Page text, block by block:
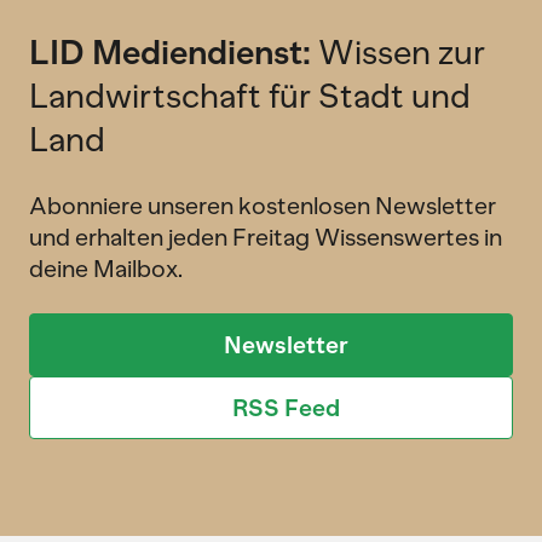
LID Mediendienst: Wissen zur
Landwirtschaft für Stadt und
Land
Abonniere unseren kostenlosen Newsletter
und erhalten jeden Freitag Wissenswertes in
deine Mailbox.
Newsletter
RSS Feed